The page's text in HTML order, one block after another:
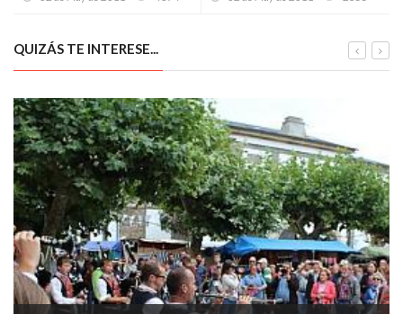
QUIZÁS TE INTERESE...